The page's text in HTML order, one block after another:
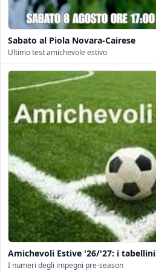
Sabato al Piola Novara-Cairese
Ultimo test amichevole estivo
Amichevoli Estive '26/'27: i tabellini
I numeri degli impegni pre-season